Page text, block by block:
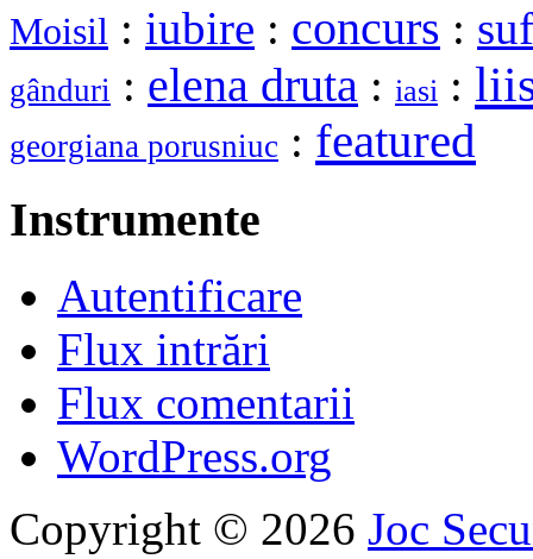
Moisil : iubire : concurs :
gânduri : elena druta : iasi :
georgiana porusniuc : featured
Instrumente
Autentificare
Flux intrări
Flux comentarii
WordPress.org
Copyright © 2026 Joc